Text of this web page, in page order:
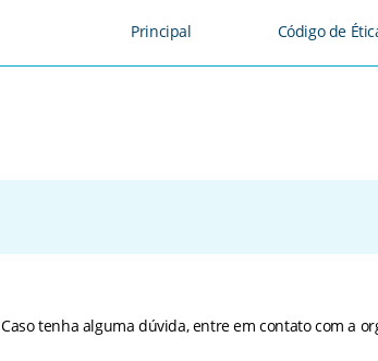
Principal Código de
tenha alguma dúvida, entre em contato com a